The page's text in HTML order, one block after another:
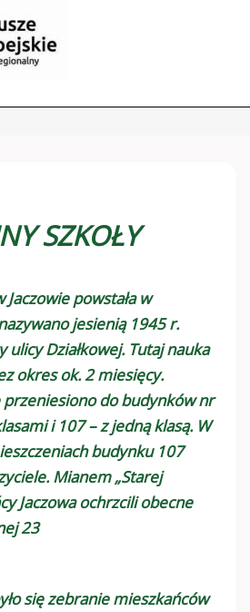
SZKOŁY
Jaczowie powstała w
jesienią 1945 r.
ulicy Działkowej. Tutaj nauka
okres ok. 2 miesięcy.
przeniesiono do budynków nr
i 107 – z jedną klasą. W
budynku 107
Mianem „Starej
Jaczowa ochrzcili obecne
23
się zebranie mieszkańców